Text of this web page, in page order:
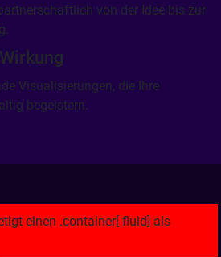
von der Idee bis zur
Visualisierungen, die Ihre
begeistern.